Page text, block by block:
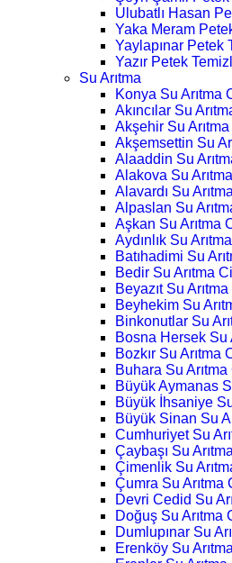
Ulubatlı Hasan
Yaka Meram
Yaylapınar Petek
Yazır Petek
Su Arıtma
Konya Su Arıtma
Akıncılar Su
Akşehir Su Arıtma
Akşemsettin Su
Alaaddin Su
Alakova Su
Alavardı Su
Alpaslan Su
Aşkan Su Arıtma
Aydınlık Su
Batıhadimi Su
Bedir Su Arıtma
Beyazıt Su Arıtma
Beyhekim Su
Binkonutlar Su
Bosna Hersek Su
Bozkır Su Arıtma
Buhara Su Arıtma
Büyük Aymanas
Büyük İhsaniye
Büyük Sinan Su
Cumhuriyet Su
Çaybaşı Su
Çimenlik Su
Çumra Su Arıtma
Devri Cedid Su
Doğuş Su Arıtma
Dumlupınar Su
Erenköy Su